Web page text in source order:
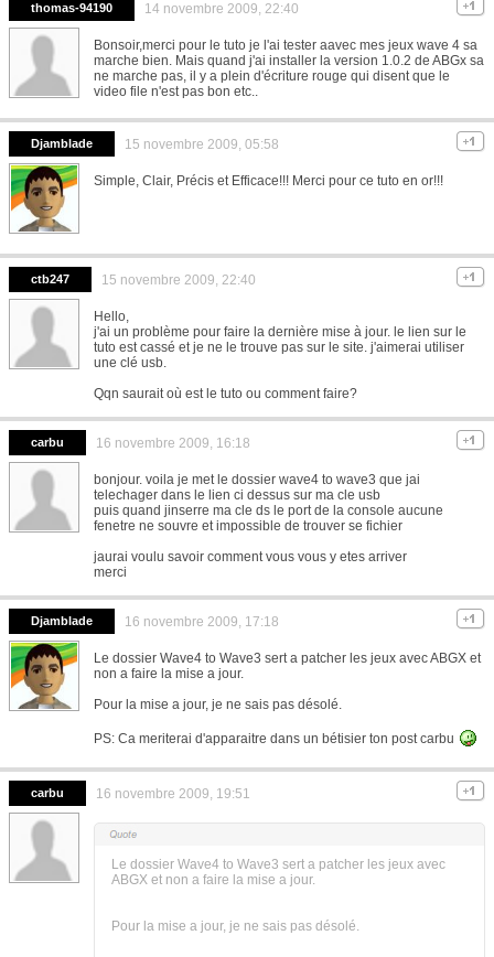
thomas-94190 14 novembre 2009, 22:40
Bonsoir,merci pour le tuto je l'ai tester aavec mes jeux wave 4 sa
marche bien. Mais quand j'ai installer la version 1.0.2 de ABGx sa
ne marche pas, il y a plein d'écriture rouge qui disent que le
video file n'est pas bon etc..
Djamblade 15 novembre 2009, 05:58
Simple, Clair, Précis et Efficace!!! Merci pour ce tuto en or!!!
ctb247 15 novembre 2009, 22:40
Hello,
j'ai un problème pour faire la dernière mise à jour. le lien sur le
tuto est cassé et je ne le trouve pas sur le site. j'aimerai utiliser
une clé usb.
Qqn saurait où est le tuto ou comment faire?
carbu 16 novembre 2009, 16:18
bonjour. voila je met le dossier wave4 to wave3 que jai
telechager dans le lien ci dessus sur ma cle usb
puis quand jinserre ma cle ds le port de la console aucune
fenetre ne souvre et impossible de trouver se fichier
jaurai voulu savoir comment vous vous y etes arriver
merci
Djamblade 16 novembre 2009, 17:18
Le dossier Wave4 to Wave3 sert a patcher les jeux avec ABGX et
non a faire la mise a jour.
Pour la mise a jour, je ne sais pas désolé.
PS: Ca meriterai d'apparaitre dans un bétisier ton post carbu
carbu 16 novembre 2009, 19:51
Le dossier Wave4 to Wave3 sert a patcher les jeux avec
ABGX et non a faire la mise a jour.
Pour la mise a jour, je ne sais pas désolé.